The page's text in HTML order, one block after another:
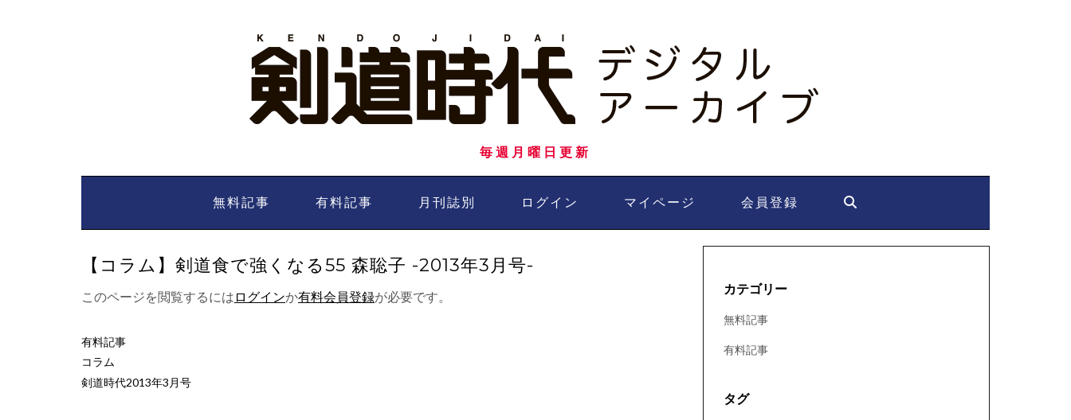
毎週月曜日更新
無料記事 有料記事 月刊誌別 ログイン マイページ 会員登録
【コラム】剣道食で強くなる55 森聡子 -2013年3月号-
このページを閲覧するには ログインか有料会員登録が必要です。
有料記事
コラム
剣道時代2013年3月号
カテゴリー
無料記事
有料記事
タグ